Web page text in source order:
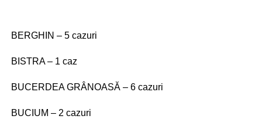
BERGHIN – 5 cazuri
BISTRA – 1 caz
BUCERDEA GRÂNOASĂ – 6 cazuri
BUCIUM – 2 cazuri